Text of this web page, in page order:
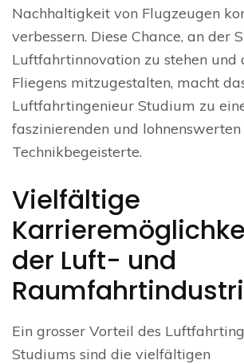
Nachhaltigkeit von Flugzeugen
verbessern. Diese Chance, an der
Luftfahrtinnovation zu stehen und
Fliegens mitzugestalten, macht
Luftfahrtingenieur Studium zu
faszinierenden und
Technikbegeisterte.
Vielfältige
der Luft- und
Ein grosser Vorteil des
Studiums sind die vielfältigen